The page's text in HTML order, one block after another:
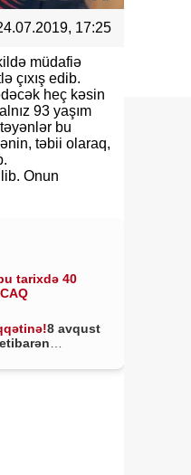
17:25
müdafiə
çıxış edib.
heç kəsin
93 yaşım
bu
təbii olaraq,
Onun
tarixdə 40
8 avqust